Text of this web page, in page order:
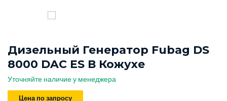
Дизельный Генератор Fubag DS
8000 DAC ES В Кожухе
Уточняйте наличие у менеджера